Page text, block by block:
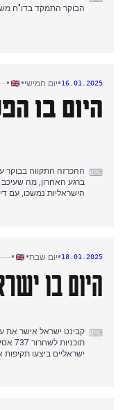
הבוקר התמקד בדו"ח
יציבות כלכלית.
בנגלדש. שיחות הפסקת
16.01.2025
•יום חמישי•
•
היום בו
⌨ ההכרזה התקווה
ברגע האחרון, מה שעיכב
הישראליות נמשכו, עם דיווחים
הצהריים. בערב, שר
18.01.2025
•יום שבת•
•
היום בו
⌨
ישראליים ביצעו תקיפות אחרונות על
בנאומו בערב, נתניהו